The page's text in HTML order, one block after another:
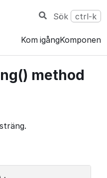
Kom igång
Sök ctrl-k
method